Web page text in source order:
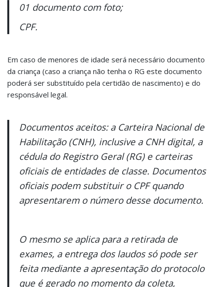
01 documento com foto;
CPF.
Em caso de menores de idade será necessário documento
da criança (caso a criança não tenha o RG este documento
poderá ser substituído pela certidão de nascimento) e do
responsável legal.
Documentos aceitos: a Carteira Nacional de
Habilitação (CNH), inclusive a CNH digital, a
cédula do Registro Geral (RG) e carteiras
oficiais de entidades de classe. Documentos
oficiais podem substituir o CPF quando
apresentarem o número desse documento.
O mesmo se aplica para a retirada de
exames, a entrega dos laudos só pode ser
feita mediante a apresentação do protocolo
que é gerado no momento da coleta,